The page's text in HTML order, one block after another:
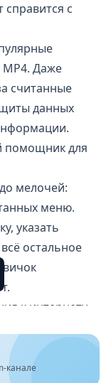
с
MP4. Даже
считанные
данных
помощник для
мелочей:
меню.
указать
остальное
к интернету,
а
от
канале